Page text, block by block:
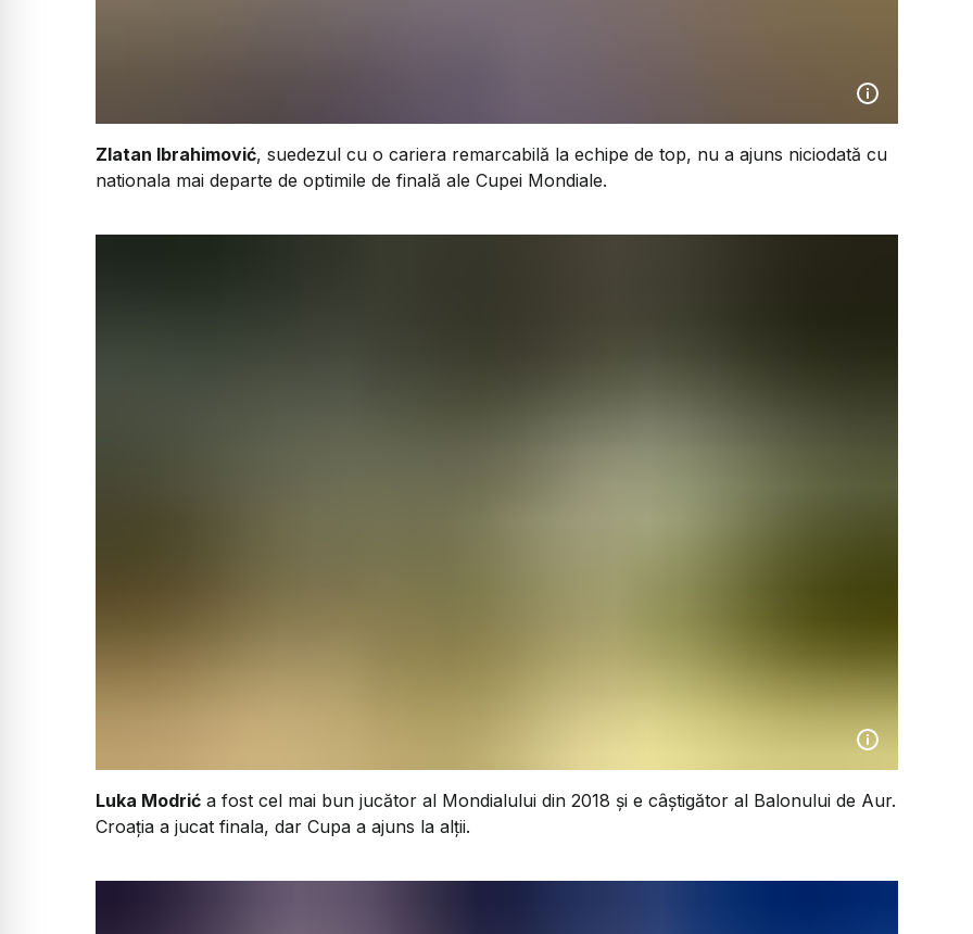
Zlatan Ibrahimović, suedezul cu o cariera remarcabilă la echipe de top, nu a ajuns niciodată cu
nationala mai departe de optimile de finală ale Cupei Mondiale.
Luka Modrić a fost cel mai bun jucător al Mondialului din 2018 și e câștigător al Balonului de Aur.
Croația a jucat finala, dar Cupa a ajuns la alții.